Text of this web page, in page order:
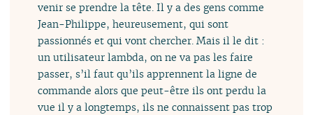
venir se prendre la tête. Il y a des gens comme
Jean-Philippe, heureusement, qui sont
passionnés et qui vont chercher. Mais il le dit :
un utilisateur lambda, on ne va pas les faire
passer, s’il faut qu’ils apprennent la ligne de
commande alors que peut-être ils ont perdu la
vue il y a longtemps, ils ne connaissent pas trop